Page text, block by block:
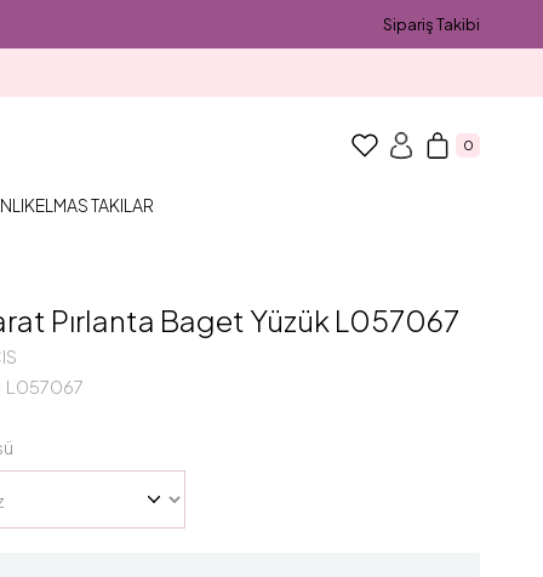
Sipariş Takibi
0
ELMAS TAKILAR
Pırlanta Baget Yüzük L057067
L057067